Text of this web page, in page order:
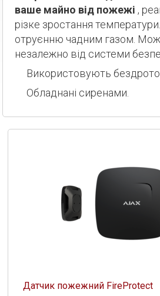
ваше майно від пожежі ,
різке зростання
отруєнню чадним газом.
незалежно від системи
Використовують
Обладнані сиренами.
Датчик пожежний FireProtect